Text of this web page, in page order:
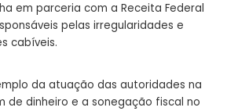
em parceria com a Receita Federal
pelas irregularidades e
cabíveis.
da atuação das autoridades na
de dinheiro e a sonegação fiscal no